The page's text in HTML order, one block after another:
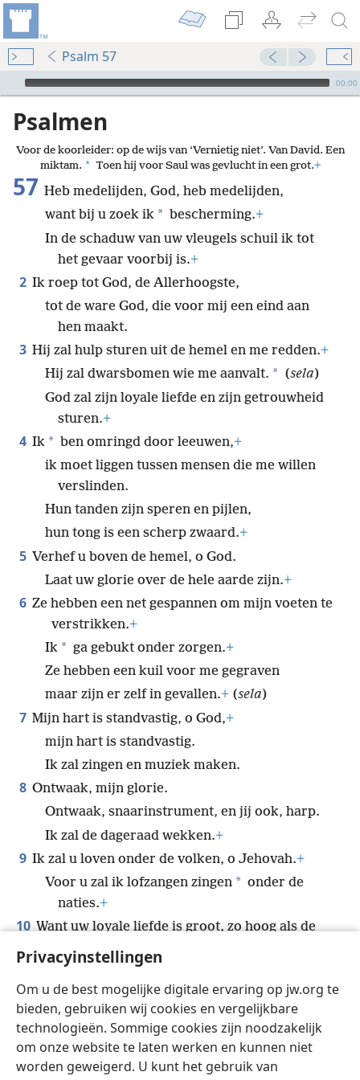
Privacyinstellingen
Om u de best mogelijke digitale ervaring op jw.org te
bieden, gebruiken wij cookies en vergelijkbare
technologieën. Sommige cookies zijn noodzakelijk
om onze website te laten werken en kunnen niet
worden geweigerd. U kunt het gebruik van
Psalm 57
Audio Player
00:00
Psalmen
Voor de koorleider: op de wijs van ‘Vernietig niet’. Van David. Een
miktam. * Toen hij voor Saul was gevlucht in een grot.+
57 Heb medelijden, God, heb medelijden,
want bij u zoek ik * bescherming.+
In de schaduw van uw vleugels schuil ik tot
het gevaar voorbij is.+
2 Ik roep tot God, de Allerhoogste,
tot de ware God, die voor mij een eind aan
hen maakt.
3 Hij zal hulp sturen uit de hemel en me redden.+
Hij zal dwarsbomen wie me aanvalt. * (sela)
God zal zijn loyale liefde en zijn getrouwheid
sturen.+
4 Ik * ben omringd door leeuwen,+
ik moet liggen tussen mensen die me willen
verslinden.
Hun tanden zijn speren en pijlen,
hun tong is een scherp zwaard.+
5 Verhef u boven de hemel, o God.
Laat uw glorie over de hele aarde zijn.+
6 Ze hebben een net gespannen om mijn voeten te
verstrikken.+
Ik * ga gebukt onder zorgen.+
Ze hebben een kuil voor me gegraven
maar zijn er zelf in gevallen.+ (sela)
7 Mijn hart is standvastig, o God,+
mijn hart is standvastig.
Ik zal zingen en muziek maken.
8 Ontwaak, mijn glorie.
Ontwaak, snaarinstrument, en jij ook, harp.
Ik zal de dageraad wekken.+
9 Ik zal u loven onder de volken, o Jehovah.+
Voor u zal ik lofzangen zingen * onder de
naties.+
10 Want uw loyale liefde is groot, zo hoog als de
hemel,
+
en uw trouw reikt tot aan de wolken.
11 Verhef u boven de hemel, o God.
Laat uw glorie over de hele aarde zijn.+